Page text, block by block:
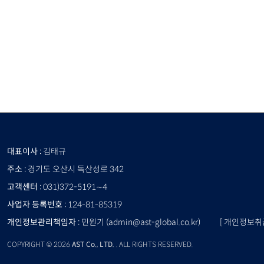
대표이사 : 김태규
주소 : 경기도 오산시 독산성로 342
고객센터 :031)372-5191∼4
사업자 등록번호 : 124-81-85319
개인정보관리책임자 : 민원기 (admin@ast-global.co.kr) [ 개인정보취
COPYRIGHT © 2026 AST Co., LTD. . ALL RIGHTS RESERVED.